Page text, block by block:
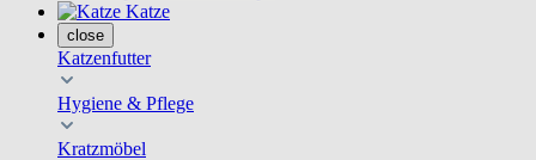
Katze
close
Katzenfutter
Hygiene & Pflege
Kratzmöbel